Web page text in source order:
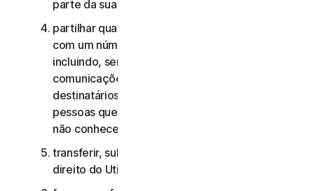
parte da sua Pequena Empresa;
partilhar quaisquer dados ou outros conteúdos
com um número excessivo de pessoas,
incluindo, sem limitação, o envio de
comunicações para um número elevado de
destinatários ou a partilha de conteúdo com
pessoas que o Utilizador não conhece ou que
não conhecem o Utilizador;
transferir, sublicenciar, alugar e/ou emprestar o
direito do Utilizador de utilizar os Serviços;